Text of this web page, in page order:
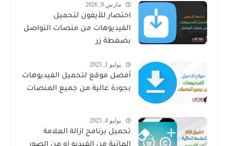
مارس 9, 2026
اختصار للأيفون لتحميل
الفيديوهات من منصات التواصل
بضغطة زر
يوليو 1, 2025
أفضل موقع لتحميل الفيديوهات
بجودة عالية من جميع المنصات
يوليو 4, 2025
تحميل برنامج ازالة العلامة